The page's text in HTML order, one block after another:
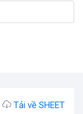
Tải về SHEET